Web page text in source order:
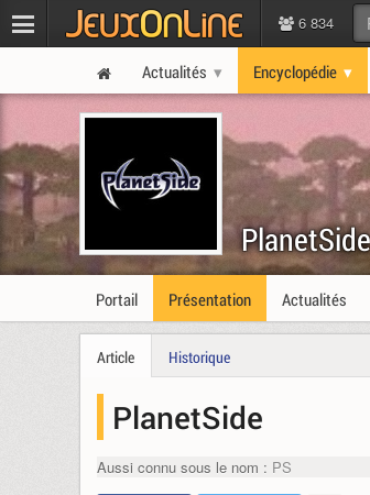
6 834
Actualités Encyclopédie
PlanetSide
Portail Présentation Actualités
Article Historique
PlanetSide
Aussi connu sous le nom : PS